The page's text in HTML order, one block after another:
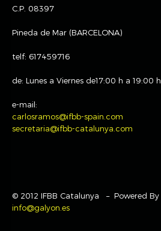
C.P. 08397
Pineda de Mar (BARCELONA)
telf: 617459716
de: Lunes a Viernes de17:00 h a 19:00 h
e-mail:
carlosramos@ifbb-spain.com
secretaria@ifbb-catalunya.com
© 2012 IFBB Catalunya – Powered By
info@galyon.es